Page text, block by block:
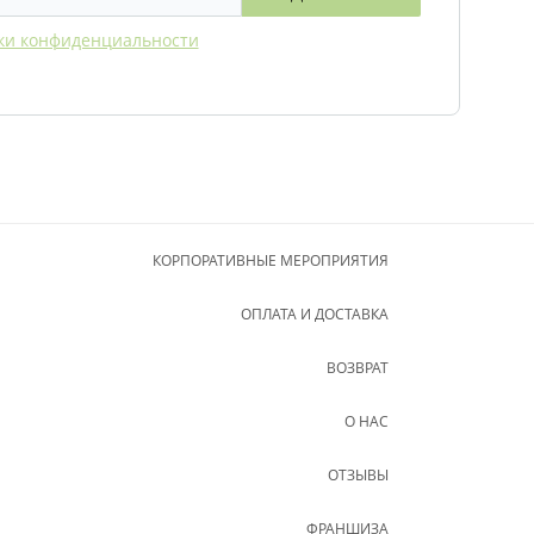
конфиденциальности
КОРПОРАТИВНЫЕ МЕРОПРИЯТИЯ
ОПЛАТА И ДОСТАВКА
ВОЗВРАТ
О НАС
ОТЗЫВЫ
ФРАНШИЗА